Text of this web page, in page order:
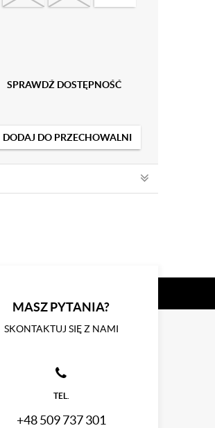
SPRAWDŹ DOSTĘPNOŚĆ
DODAJ DO PRZECHOWALNI
MASZ PYTANIA?
SKONTAKTUJ SIĘ Z NAMI
TEL.
+48 509 737 301